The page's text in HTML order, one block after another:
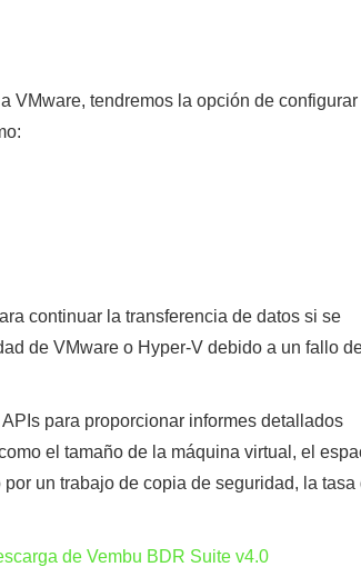
VMware, tendremos la opción de configurar
continuar la transferencia de datos si se
de VMware o Hyper-V debido a un fallo
para proporcionar informes detallados
el tamaño de la máquina virtual, el
de copia de seguridad, la tasa
de Vembu BDR Suite v4.0